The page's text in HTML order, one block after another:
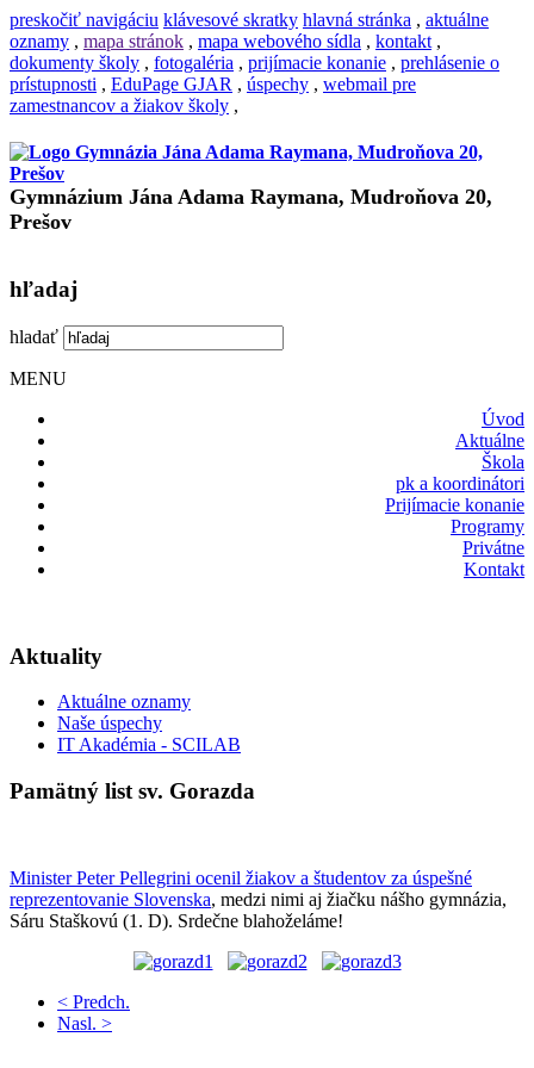
preskočiť navigáciu klávesové skratky hlavná stránka , aktuálne
oznamy , mapa stránok , mapa webového sídla , kontakt ,
dokumenty školy , fotogaléria , prijímacie konanie , prehlásenie o
prístupnosti , EduPage GJAR , úspechy , webmail pre
zamestnancov a žiakov školy ,
Gymnázium Jána Adama Raymana, Mudroňova 20,
Prešov
hľadaj
hladať
MENU
Úvod
Aktuálne
Škola
pk a koordinátori
Prijímacie konanie
Programy
Privátne
Kontakt
Aktuality
Aktuálne oznamy
Naše úspechy
IT Akadémia - SCILAB
Pamätný list sv. Gorazda
Minister Peter Pellegrini ocenil žiakov a študentov za úspešné
reprezentovanie Slovenska, medzi nimi aj žiačku nášho gymnázia,
Sáru Staškovú (1. D). Srdečne blahoželáme!
< Predch.
Nasl. >